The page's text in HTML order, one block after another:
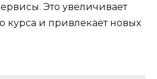
Это увеличивает
курса и привлекает новых